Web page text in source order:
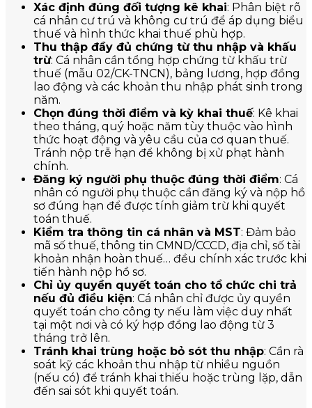
Xác định đúng đối tượng kê khai: Phân biệt rõ
cá nhân cư trú và không cư trú để áp dụng biểu
thuế và hình thức khai thuế phù hợp.
Thu thập đầy đủ chứng từ thu nhập và khấu
trừ: Cá nhân cần tổng hợp chứng từ khấu trừ
thuế (mẫu 02/CK-TNCN), bảng lương, hợp đồng
lao động và các khoản thu nhập phát sinh trong
năm.
Chọn đúng thời điểm và kỳ khai thuế: Kê khai
theo tháng, quý hoặc năm tùy thuộc vào hình
thức hoạt động và yêu cầu của cơ quan thuế.
Tránh nộp trễ hạn để không bị xử phạt hành
chính.
Đăng ký người phụ thuộc đúng thời điểm: Cá
nhân có người phụ thuộc cần đăng ký và nộp hồ
sơ đúng hạn để được tính giảm trừ khi quyết
toán thuế.
Kiểm tra thông tin cá nhân và MST: Đảm bảo
mã số thuế, thông tin CMND/CCCD, địa chỉ, số tài
khoản nhận hoàn thuế… đều chính xác trước khi
tiến hành nộp hồ sơ.
Chỉ ủy quyền quyết toán cho tổ chức chi trả
nếu đủ điều kiện: Cá nhân chỉ được ủy quyền
quyết toán cho công ty nếu làm việc duy nhất
tại một nơi và có ký hợp đồng lao động từ 3
tháng trở lên.
Tránh khai trùng hoặc bỏ sót thu nhập: Cần rà
soát kỹ các khoản thu nhập từ nhiều nguồn
(nếu có) để tránh khai thiếu hoặc trùng lặp, dẫn
đến sai sót khi quyết toán.